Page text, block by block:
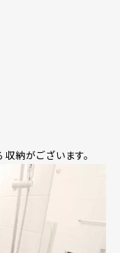
納がございます。